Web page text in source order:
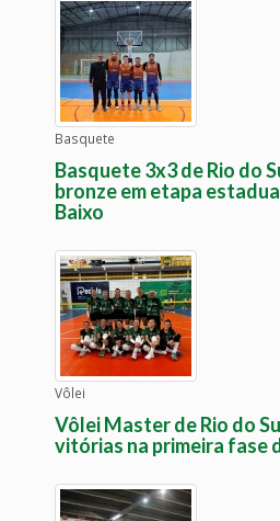
Basquete
Basquete 3x3 de Rio do
bronze em etapa
Baixo
Vôlei
Vôlei Master de Rio do
vitórias na primeira fase